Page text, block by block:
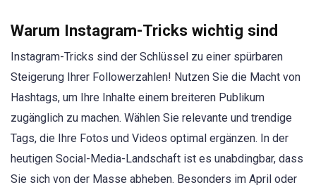
Warum Instagram-Tricks wichtig sind
Instagram-Tricks sind der Schlüssel zu einer spürbaren
Steigerung Ihrer Followerzahlen! Nutzen Sie die Macht von
Hashtags, um Ihre Inhalte einem breiteren Publikum
zugänglich zu machen. Wählen Sie relevante und trendige
Tags, die Ihre Fotos und Videos optimal ergänzen. In der
heutigen Social-Media-Landschaft ist es unabdingbar, dass
Sie sich von der Masse abheben. Besonders im April oder